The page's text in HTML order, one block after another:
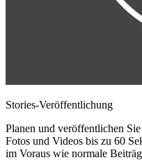
Stories-Veröffentlichung
Planen und veröffentlichen
Fotos und Videos bis zu 60
im Voraus wie normale